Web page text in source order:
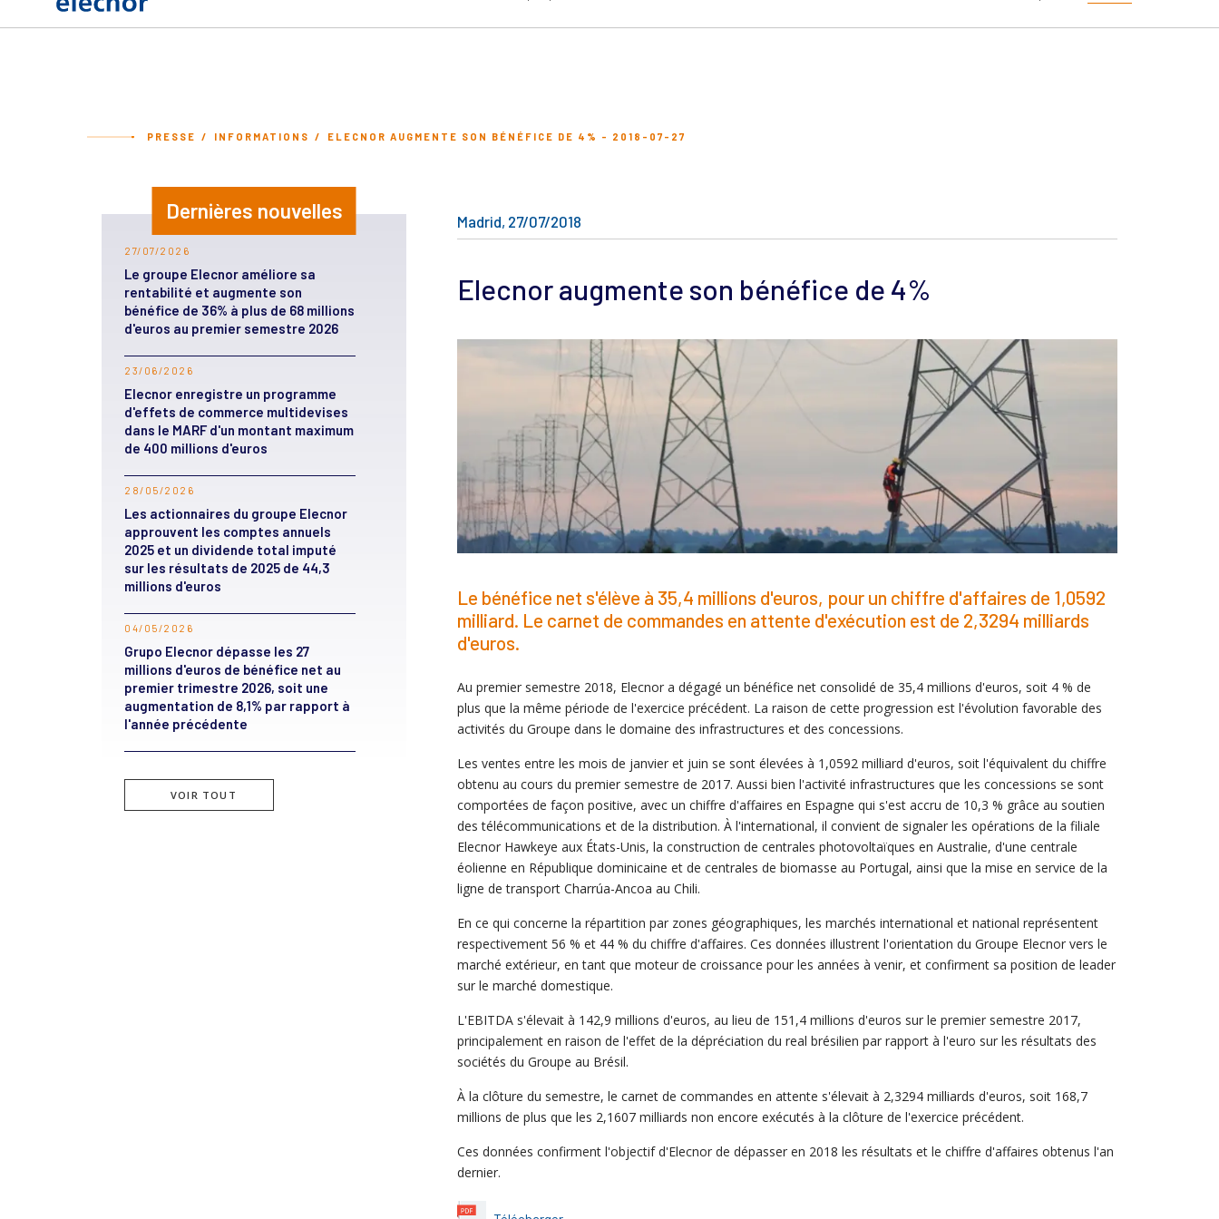
PRESSE INFORMATIONS ELECNOR AUGMENTE SON BÉNÉFICE DE 4% - 2018-07-27
Dernières nouvelles
27/07/2026
Le groupe Elecnor améliore sa
rentabilité et augmente son
bénéfice de 36% à plus de 68 millions
d'euros au premier semestre 2026
23/06/2026
Elecnor enregistre un programme
d'effets de commerce multidevises
dans le MARF d'un montant maximum
de 400 millions d'euros
28/05/2026
Les actionnaires du groupe Elecnor
approuvent les comptes annuels
2025 et un dividende total imputé
sur les résultats de 2025 de 44,3
millions d'euros
04/05/2026
Grupo Elecnor dépasse les 27
millions d'euros de bénéfice net au
premier trimestre 2026, soit une
augmentation de 8,1% par rapport à
l'année précédente
VOIR TOUT
Madrid, 27/07/2018
Elecnor augmente son bénéfice de 4%
Le bénéfice net s'élève à 35,4 millions d'euros, pour un chiffre d'affaires de 1,0592
milliard. Le carnet de commandes en attente d'exécution est de 2,3294 milliards
d'euros.
Au premier semestre 2018, Elecnor a dégagé un bénéfice net consolidé de 35,4 millions d'euros, soit 4 % de
plus que la même période de l'exercice précédent. La raison de cette progression est l'évolution favorable des
activités du Groupe dans le domaine des infrastructures et des concessions.
Les ventes entre les mois de janvier et juin se sont élevées à 1,0592 milliard d'euros, soit l'équivalent du chiffre
obtenu au cours du premier semestre de 2017. Aussi bien l'activité infrastructures que les concessions se sont
comportées de façon positive, avec un chiffre d'affaires en Espagne qui s'est accru de 10,3 % grâce au soutien
des télécommunications et de la distribution. À l'international, il convient de signaler les opérations de la filiale
Elecnor Hawkeye aux États-Unis, la construction de centrales photovoltaïques en Australie, d'une centrale
éolienne en République dominicaine et de centrales de biomasse au Portugal, ainsi que la mise en service de la
ligne de transport Charrúa-Ancoa au Chili.
En ce qui concerne la répartition par zones géographiques, les marchés international et national représentent
respectivement 56 % et 44 % du chiffre d'affaires. Ces données illustrent l'orientation du Groupe Elecnor vers le
marché extérieur, en tant que moteur de croissance pour les années à venir, et confirment sa position de leader
sur le marché domestique.
L'EBITDA s'élevait à 142,9 millions d'euros, au lieu de 151,4 millions d'euros sur le premier semestre 2017,
principalement en raison de l'effet de la dépréciation du real brésilien par rapport à l'euro sur les résultats des
sociétés du Groupe au Brésil.
À la clôture du semestre, le carnet de commandes en attente s'élevait à 2,3294 milliards d'euros, soit 168,7
millions de plus que les 2,1607 milliards non encore exécutés à la clôture de l'exercice précédent.
Ces données confirment l'objectif d'Elecnor de dépasser en 2018 les résultats et le chiffre d'affaires obtenus l'an
dernier.